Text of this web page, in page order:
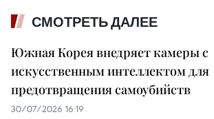
СМОТРЕТЬ ДАЛЕЕ
Южная Корея внедряет камеры с
искусственным интеллектом для
предотвращения самоубийств
30/07/2026 16:19